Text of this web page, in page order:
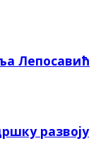
Лепосавић
развоју